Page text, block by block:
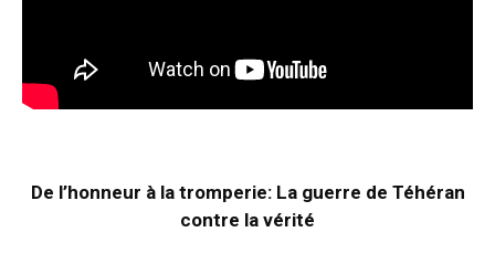
De l’honneur à la tromperie: La guerre de Téhéran
contre la vérité